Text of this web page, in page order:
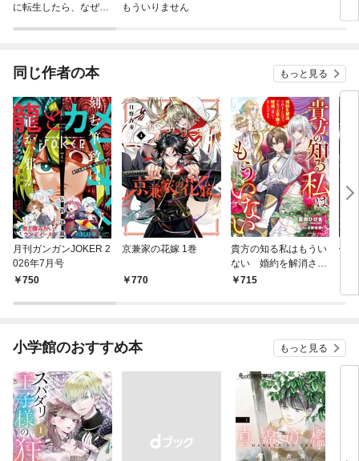
に転生したら、なぜか
もういりません
今
同じ作者の本 もっと見る
月刊ガンガンJOKER 2
026年7月号
750
京兼家の花嫁 1巻
770
貴方の知る私はもうい
ない 婚約を解消され
ましたので、不実な王
715
側
ぐ
小学館のおすすめ本 もっと見る